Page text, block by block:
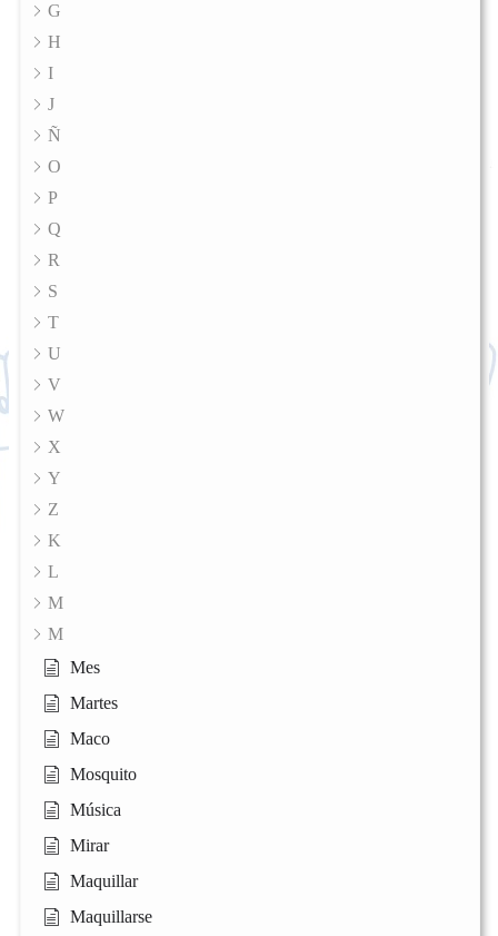
G
H
I
J
Ñ
O
P
Q
R
S
T
U
V
W
X
Y
Z
K
L
M
M
Mes
Martes
Maco
Mosquito
Música
Mirar
Maquillar
Maquillarse